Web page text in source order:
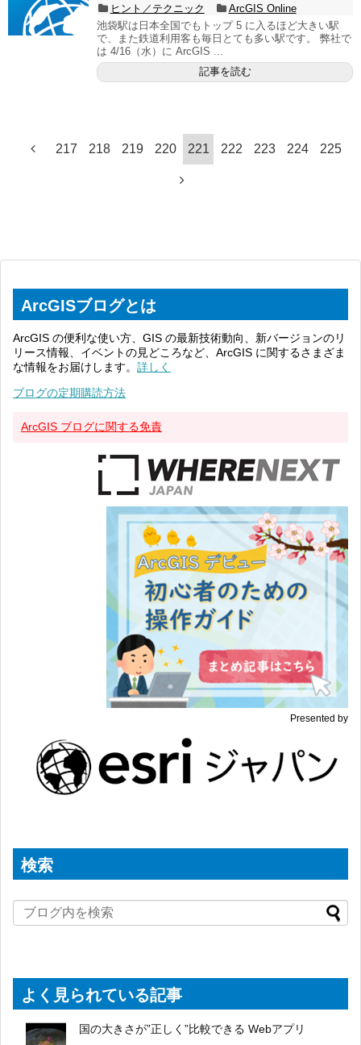
ヒント／テクニック
ArcGIS Online
池袋駅は日本全国でもトップ 5 に入るほど大きい駅
で、また鉄道利用客も毎日とても多い駅です。 弊社で
は 4/16（水）に ArcGIS ...
記事を読む
217 218 219 220 221 222 223 224 225
ArcGISブログとは
ArcGIS の便利な使い方、GIS の最新技術動向、新バージョンのリ
リース情報、イベントの見どころなど、ArcGIS に関するさまざま
な情報をお届けします。 詳しく
ブログの定期購読方法
ArcGIS ブログに関する免責
Presented by
検索
よく見られている記事
国の大きさが”正しく”比較できる Webアプリ